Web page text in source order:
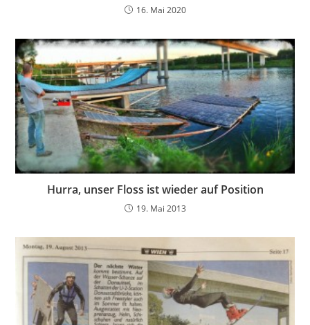
16. Mai 2020
Hurra, unser Floss ist wieder auf Position
19. Mai 2013